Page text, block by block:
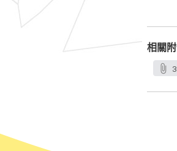
相關